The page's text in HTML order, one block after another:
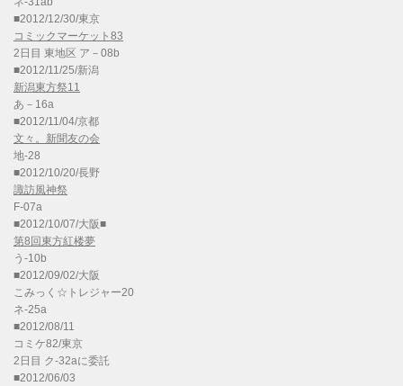
■2012/12/30/東京
コミックマーケット83
2日目 東地区 ア－08b
■2012/11/25/新潟
新潟東方祭11
あ－16a
■2012/11/04/京都
文々。新聞友の会
地-28
■2012/10/20/長野
諏訪風神祭
F-07a
■2012/10/07/大阪■
第8回東方紅楼夢
う-10b
■2012/09/02/大阪
こみっく☆トレジャー20
ネ-25a
■2012/08/11
コミケ82/東京
2日目 ク-32aに委託
■2012/06/03